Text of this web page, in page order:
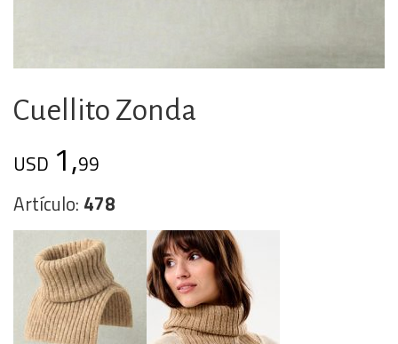
Cuellito Zonda
USD 1,99
Artículo: 478